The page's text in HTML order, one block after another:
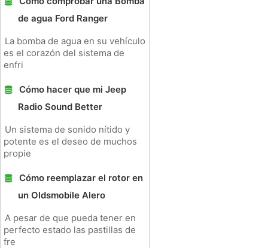
de agua Ford Ranger
La bomba de agua en su vehículo
es el corazón del sistema de
enfri
Cómo hacer que mi Jeep
Radio Sound Better
Un sistema de sonido nítido y
potente es el deseo de muchos
propie
Cómo reemplazar el rotor en
un Oldsmobile Alero
A pesar de que pueda tener en
perfecto estado las pastillas de
fre